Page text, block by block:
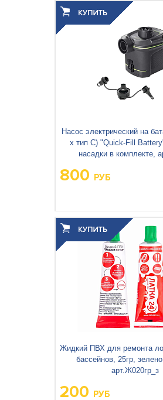
Насос электрический на
х тип C) "Quick-Fill
насадки в комплекте,
800 РУБ
Объём упаковки, м
0.003
Жидкий ПВХ для ремонта
бассейнов, 25гр,
арт.Ж020гр_з
200 РУБ